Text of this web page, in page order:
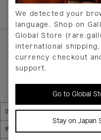
We detected your
language. Shop on
Global Store
international
currency checkout
support.
Go to Global
Stay on Japan
返品について
ヘルプ
お問い合わせ
当店について
店舗一覧
特定商取引法に基づく表示